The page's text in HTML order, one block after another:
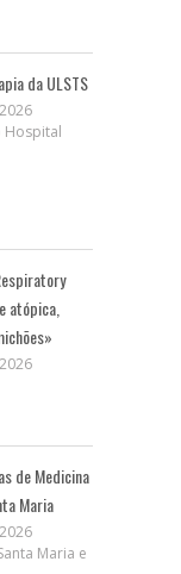
da ULSTS
atópica,
de Medicina
Maria
Maria e